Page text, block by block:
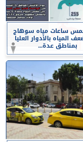
ساعات مياه سوهاج
المياه بالأدوار العليا
بمناطق عدة...